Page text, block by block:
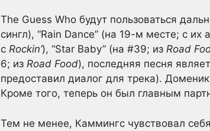
The Guess Who будут пользоваться
сингл), “Rain Dance” (на 19-м месте; с их
с Rockin’), “Star Baby” (на #39; из Road
6; из Road Food), последняя песня
предоставил диалог для трека).
Кроме того, теперь он был главным
Тем не менее, Каммингс чувствовал